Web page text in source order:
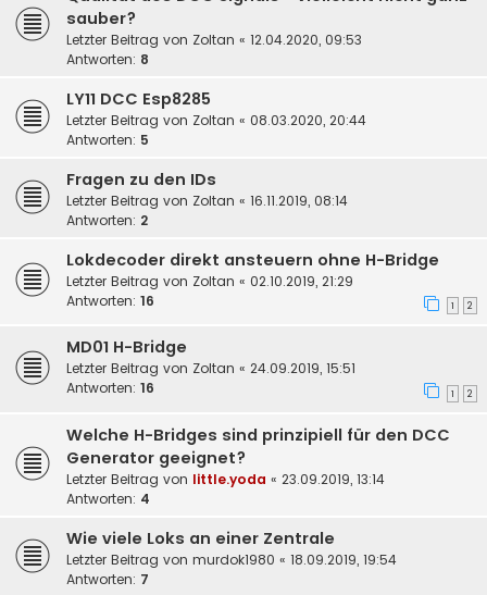
sauber?
Letzter Beitrag von Zoltan « 12.04.2020, 09:53
Antworten: 8
LY11 DCC Esp8285
Letzter Beitrag von Zoltan « 08.03.2020, 20:44
Antworten: 5
Fragen zu den IDs
Letzter Beitrag von Zoltan « 16.11.2019, 08:14
Antworten: 2
Lokdecoder direkt ansteuern ohne H-Bridge
Letzter Beitrag von Zoltan « 02.10.2019, 21:29
Antworten: 16 1 2
MD01 H-Bridge
Letzter Beitrag von Zoltan « 24.09.2019, 15:51
Antworten: 16 1 2
Welche H-Bridges sind prinzipiell für den DCC
Generator geeignet?
Letzter Beitrag von little.yoda « 23.09.2019, 13:14
Antworten: 4
Wie viele Loks an einer Zentrale
Letzter Beitrag von murdok1980 « 18.09.2019, 19:54
Antworten: 7